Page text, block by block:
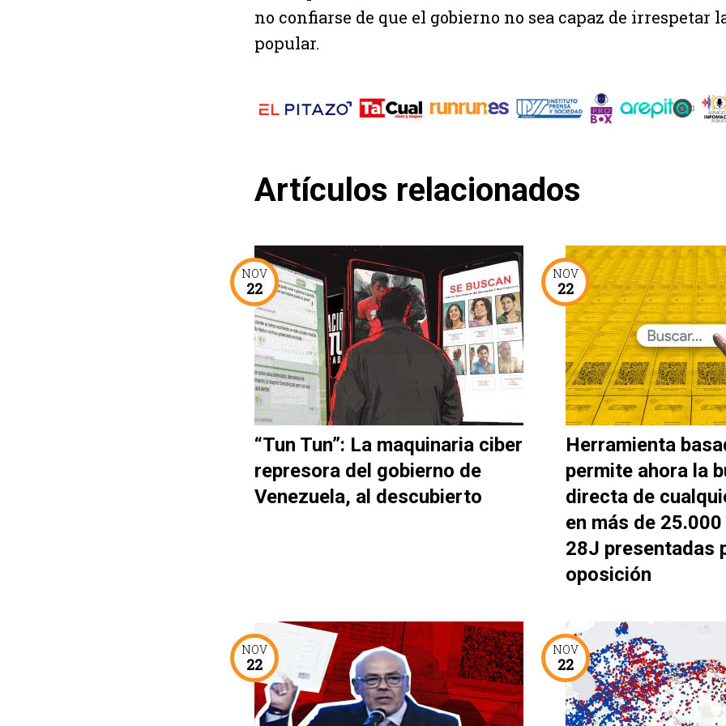
no confiarse de que el gobierno no sea capaz de irrespetar
popular.
Artículos relacionados
NOV
22
“Tun Tun”: La maquinaria ciber
represora del gobierno de
Venezuela, al descubierto
NOV
22
Herramienta
permite ahora la
directa de
en más de
28J presentadas
oposición
NOV
22
NOV
22